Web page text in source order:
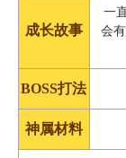
成长故事
一
会
BOSS打法
神属材料